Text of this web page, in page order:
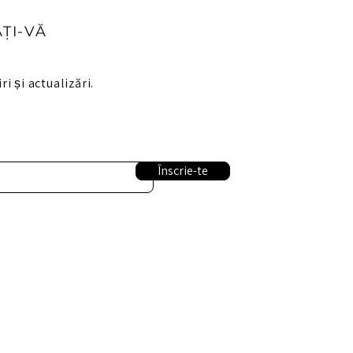
VĂ
și actualizări.
Înscrie-te